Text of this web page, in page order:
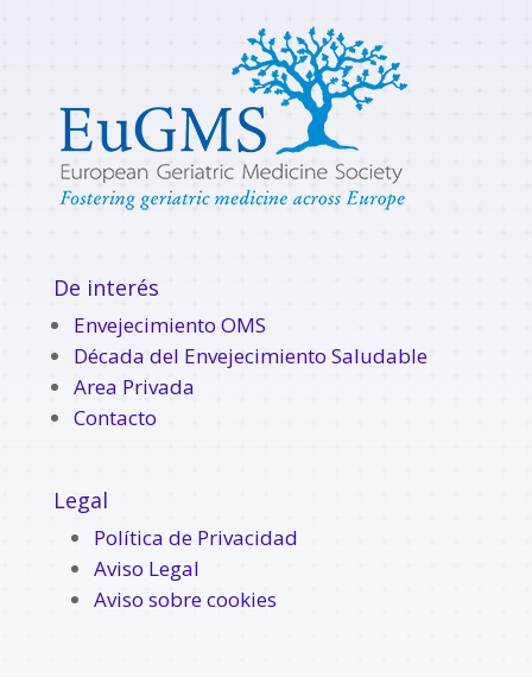
De interés
Envejecimiento OMS
Década del Envejecimiento Saludable
Area Privada
Contacto
Legal
Política de Privacidad
Aviso Legal
Aviso sobre cookies